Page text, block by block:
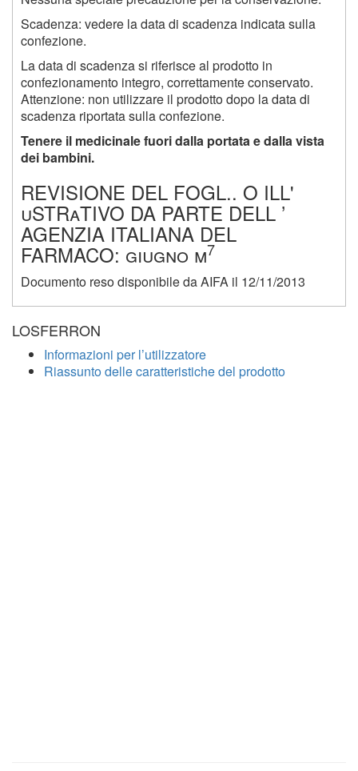
Scadenza: vedere la data di scadenza indicata sulla
confezione.
La data di scadenza si riferisce al prodotto in
confezionamento integro, correttamente conservato.
Attenzione: non utilizzare il prodotto dopo la data di
scadenza riportata sulla confezione.
Tenere il medicinale fuori dalla portata e dalla vista
dei bambini.
REVISIONE DEL FOGL.. O ILL'
uSTRaTIVO DA PARTE DELL ’
AGENZIA ITALIANA DEL
FARMACO: giugno m7
Documento reso disponibile da AIFA il 12/11/2013
LOSFERRON
Informazioni per l’utilizzatore
Riassunto delle caratteristiche del prodotto